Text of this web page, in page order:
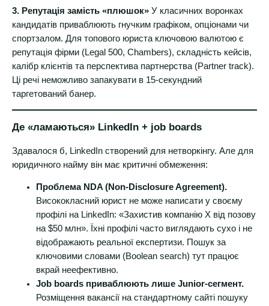
3. Репутація замість «плюшок» У класичних воронках
кандидатів приваблюють гнучким графіком, опціонами чи
спортзалом. Для топового юриста ключовою валютою є
репутація фірми (Legal 500, Chambers), складність кейсів,
калібр клієнтів та перспектива партнерства (Partner track).
Ці речі неможливо запакувати в 15-секундний
таргетований банер.
Де «ламаються» LinkedIn + job boards
Здавалося б, LinkedIn створений для нетворкінгу. Але для
юридичного найму він має критичні обмеження:
Проблема NDA (Non-Disclosure Agreement).
Висококласний юрист не може написати у своєму
профілі на LinkedIn: «Захистив компанію X від позову
на $50 млн». Їхні профілі часто виглядають сухо і не
відображають реальної експертизи. Пошук за
ключовими словами (Boolean search) тут працює
вкрай неефективно.
Job boards приваблюють лише Junior-сегмент.
Розміщення вакансії на стандартному сайті пошуку